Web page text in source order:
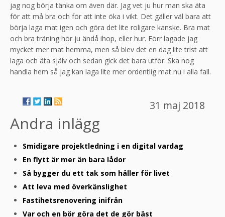
jag nog börja tänka om även där. Jag vet ju hur man ska äta
för att må bra och för att inte öka i vikt. Det gäller väl bara att
börja laga mat igen och göra det lite roligare kanske. Bra mat
och bra träning hör ju ändå ihop, eller hur. Förr lagade jag
mycket mer mat hemma, men så blev det en dag lite trist att
laga och äta själv och sedan gick det bara utför. Ska nog
handla hem så jag kan laga lite mer ordentlig mat nu i alla fall.
31 maj 2018
Andra inlägg
Smidigare projektledning i en digital vardag
En flytt är mer än bara lådor
Så bygger du ett tak som håller för livet
Att leva med överkänslighet
Fastihetsrenovering inifrån
Var och en bör göra det de gör bäst